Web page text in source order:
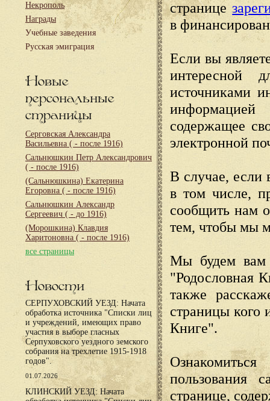
Некрополь
Награды
Учебные заведения
Русская эмиграция
Новые
персональные
страницы
Серговская Александра
Васильевна ( - после 1916)
Сальнюшкин Петр Александрович
( - после 1916)
(Сальнюшкина) Екатерина
Егоровна ( - после 1916)
Сальнюшкин Александр
Сергеевич ( - до 1916)
(Морошкина) Клавдия
Харитоновна ( - после 1916)
все страницы
Новости
СЕРПУХОВСКИЙ УЕЗД: Начата
обработка источника "Списки лиц
и учреждений, имеющих право
участия в выборе гласных
Серпуховского уездного земского
собрания на трехлетие 1915-1918
годов".
01.07.2026
КЛИНСКИЙ УЕЗД: Начата
странице
в
Если вы
интересной
источниками
содержащее
электронной
В случае, если
в том числе,
сообщить нам
тем, чтобы мы
Мы будем вам
"Родословная
также
страницы кого
Книге".
пользования
странице,